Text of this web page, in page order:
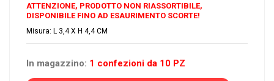
ATTENZIONE, PRODOTTO NON RIASSORTIBILE,
DISPONIBILE FINO AD ESAURIMENTO SCORTE!
Misura: L 3,4 X H 4,4 CM
In magazzino: 1 confezioni da 10 PZ